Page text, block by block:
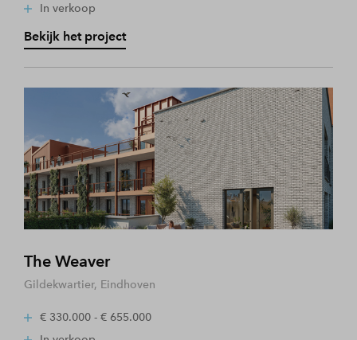
In verkoop
Bekijk het project
The Weaver
Gildekwartier, Eindhoven
€ 330.000 - € 655.000